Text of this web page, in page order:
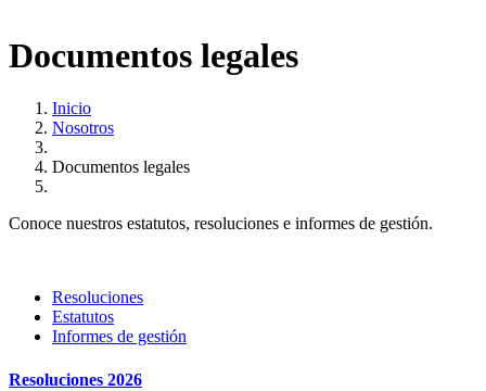
Documentos legales
Inicio
Nosotros
Documentos legales
Conoce nuestros estatutos, resoluciones e informes de gestión.
Resoluciones
Estatutos
Informes de gestión
Resoluciones 2026